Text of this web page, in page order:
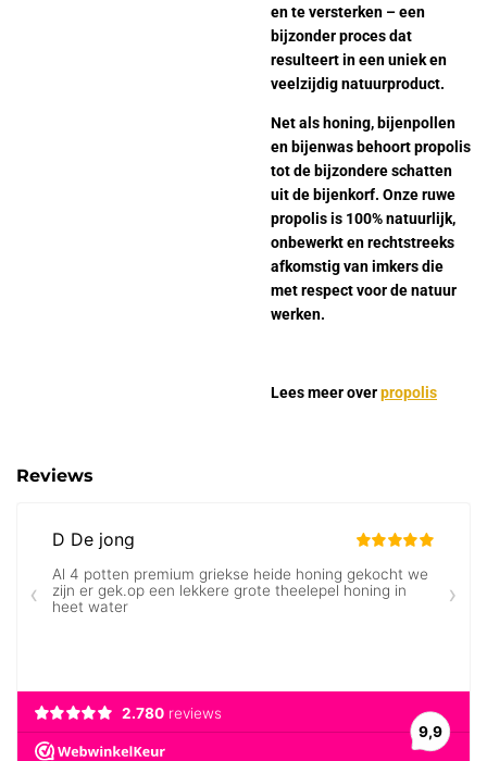
en te versterken – een
bijzonder proces dat
resulteert in een uniek en
veelzijdig natuurproduct.
Net als honing, bijenpollen
en bijenwas behoort propolis
tot de bijzondere schatten
uit de bijenkorf. Onze ruwe
propolis is 100% natuurlijk,
onbewerkt en rechtstreeks
afkomstig van imkers die
met respect voor de natuur
werken.
Lees meer overpropolis
Reviews